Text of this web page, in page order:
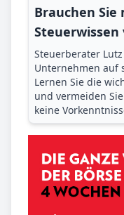
Brauchen Sie
Steuerwissen
Steuerberater
Unternehmen auf
Lernen Sie die
und vermeiden
keine